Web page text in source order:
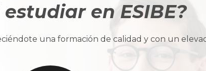
en ESIBE?
una formación de calidad y con un